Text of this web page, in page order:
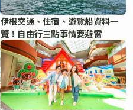
伊根交通、住宿、遊覽船資料一
覽！自由行三點事情要避雷